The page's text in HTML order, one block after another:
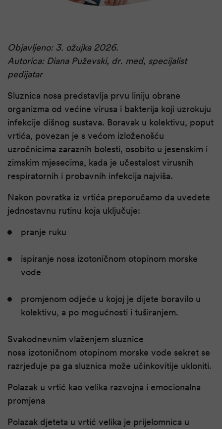
Objavljeno: 3. ožujka 2026.
Autorica: Diana Puževski, dr. med, specijalist
pedijatar
Sluznica nosa predstavlja prvu liniju obrane
organizma od većine virusa i bakterija koji uzrokuju
infekcije dišnog sustava. Boravak u kolektivu, poput
vrtića, povezan je s većom izloženošću
uzročnicima zaraznih bolesti, osobito u jesenskim i
zimskim mjesecima, kada je učestalost virusnih
respiratornih i probavnih infekcija najviša.
Nakon povratka iz vrtića preporučamo da uvedete
jednostavnu rutinu koja uključuje:
pranje ruku
ispiranje nosa izotoničnom otopinom morske
vode
promjenom odjeće u kojoj je dijete boravilo u
kolektivu, a po mogućnosti i tuširanjem.
Svakodnevnim vlaženjem sluznice
nosa izotoničnom otopinom morske vode sekret se
razrjeđuje pa ga sluznica može učinkovitije ukloniti.
Polazak u vrtić kao velika razvojna i emocionalna
promjena
Polazak djeteta u vrtić velika je prijelomnica u